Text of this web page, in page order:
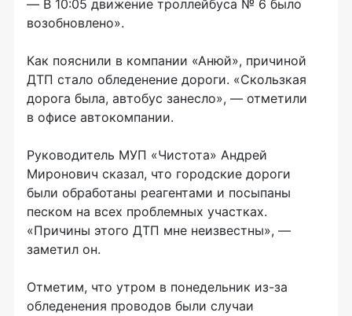
— В 10:05 движение троллейбуса № 6 было
возобновлено».
Как пояснили в компании «Анюй», причиной
ДТП стало обледенение дороги. «Скользкая
дорога была, автобус занесло», — отметили
в офисе автокомпании.
Руководитель МУП «Чистота» Андрей
Миронович сказал, что городские дороги
были обработаны реагентами и посыпаны
песком на всех проблемных участках.
«Причины этого ДТП мне неизвестны», —
заметил он.
Отметим, что утром в понедельник из-за
обледенения проводов были случаи